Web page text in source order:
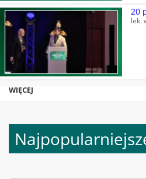
20
lek.
WIĘCEJ